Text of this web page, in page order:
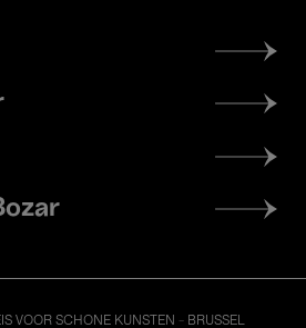
VOOR SCHONE KUNSTEN - BRUSSEL